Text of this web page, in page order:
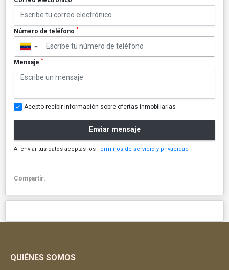
Número de teléfono *
▼
Mensaje *
Acepto recibir información sobre ofertas inmobiliarias
Enviar mensaje
Al enviar tus datos aceptas los Términos de servicio y privacidad
Compartir:
QUIÉNES SOMOS